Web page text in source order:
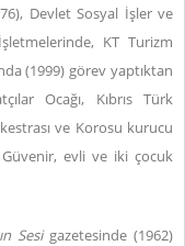
Devlet Sosyal İşler ve
KT Turizm
(1999) görev yaptıktan
Ocağı, Kıbrıs Türk
ve Korosu kurucu
Güvenir, evli ve iki çocuk
Sesigazetesinde (1962)